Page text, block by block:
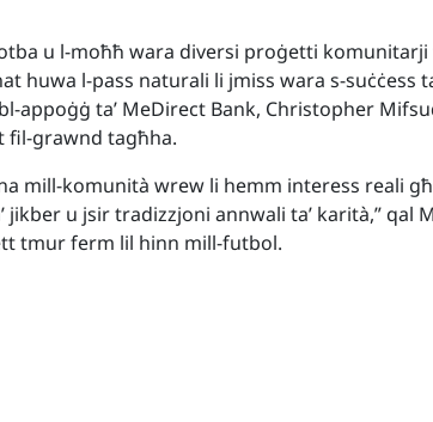
u l-moħħ wara diversi proġetti
huwa l-pass naturali li jmiss wara s-suċċess
appoġġ ta’ MeDirect Bank, Christopher
fil-grawnd tagħha.
mill-komunità wrew li hemm interess reali
jikber u jsir tradizzjoni annwali ta’ karità,” qal
tmur ferm lil hinn mill-futbol.